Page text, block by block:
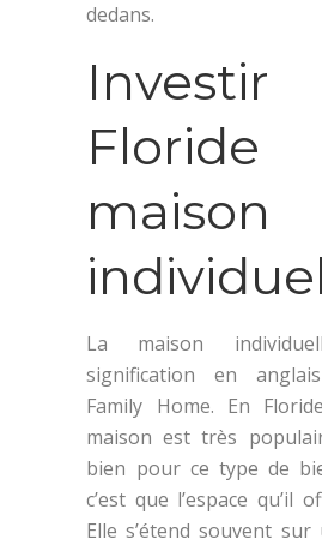
dedans.
maison
La maison
signification en
Family Home. En
maison est très
bien pour ce type de
c’est que l’espace qu’il
Elle s’étend souvent sur